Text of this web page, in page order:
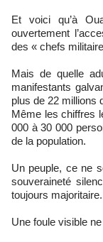
Et voici qu’à
ouvertement
des « chefs
Mais de quelle
manifestants
plus de 22 millions
Même les chiffres
000 à 30 000
de la population.
Un peuple, ce ne
souveraineté
toujours majoritaire.
Une foule visible